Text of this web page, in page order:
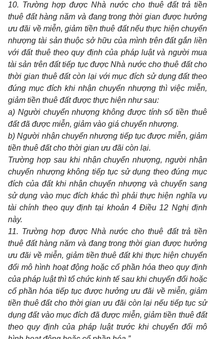
10. Trường hợp được Nhà nước cho thuê đất trả tiền
thuê đất hàng năm và đang trong thời gian được hưởng
ưu đãi về miễn, giảm tiền thuê đất nếu thực hiện chuyển
nhượng tài sản thuộc sở hữu của mình trên đất gắn liền
với đất thuê theo quy định của pháp luật và người mua
tài sản trên đất tiếp tục được Nhà nước cho thuê đất cho
thời gian thuê đất còn lại với mục đích sử dụng đất theo
đúng mục đích khi nhận chuyển nhượng thì việc miễn,
giảm tiền thuê đất được thực hiện như sau:
a) Người chuyển nhượng không được tính số tiền thuê
đất đã được miễn, giảm vào giá chuyển nhượng.
b) Người nhận chuyển nhượng tiếp tục được miễn, giảm
tiền thuê đất cho thời gian ưu đãi còn lại.
Trường hợp sau khi nhận chuyển nhượng, người nhận
chuyển nhượng không tiếp tục sử dụng theo đúng mục
đích của đất khi nhận chuyển nhượng và chuyển sang
sử dụng vào mục đích khác thì phải thực hiện nghĩa vụ
tài chính theo quy định tại khoản 4 Điều 12 Nghị định
này.
11. Trường hợp được Nhà nước cho thuê đất trả tiền
thuê đất hàng năm và đang trong thời gian được hưởng
ưu đãi về miễn, giảm tiền thuê đất khi thực hiện chuyển
đổi mô hình hoạt động hoặc cổ phần hóa theo quy định
của pháp luật thì tổ chức kinh tế sau khi chuyển đổi hoặc
cổ phần hóa tiếp tục được hưởng ưu đãi về miễn, giảm
tiền thuê đất cho thời gian ưu đãi còn lại nếu tiếp tục sử
dụng đất vào mục đích đã được miễn, giảm tiền thuê đất
theo quy định của pháp luật trước khi chuyển đổi mô